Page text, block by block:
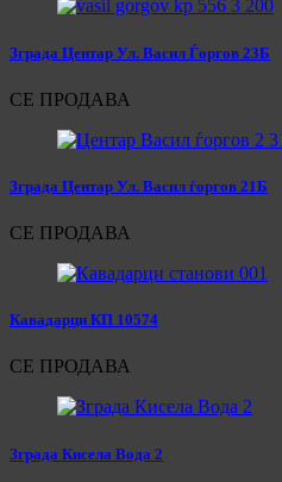
Зграда Центар Ул. Васил Ѓоргов 23Б
СЕ ПРОДАВА
Зграда Центар Ул. Васил ѓоргов 21Б
СЕ ПРОДАВА
Кавадарци КП 10574
СЕ ПРОДАВА
Зграда Кисела Вода 2